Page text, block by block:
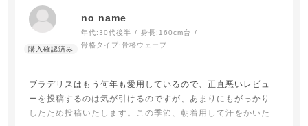
no name
年代:30代後半 身長: 160cm台
骨格タイプ:骨格ウェーブ
ブラデリスはもう何年も愛用しているので、正直悪いレビュ
ーを投稿するのは気が引けるのですが、あまりにもがっかり
したため投稿いたします。この季節、朝着用して汗をかいた